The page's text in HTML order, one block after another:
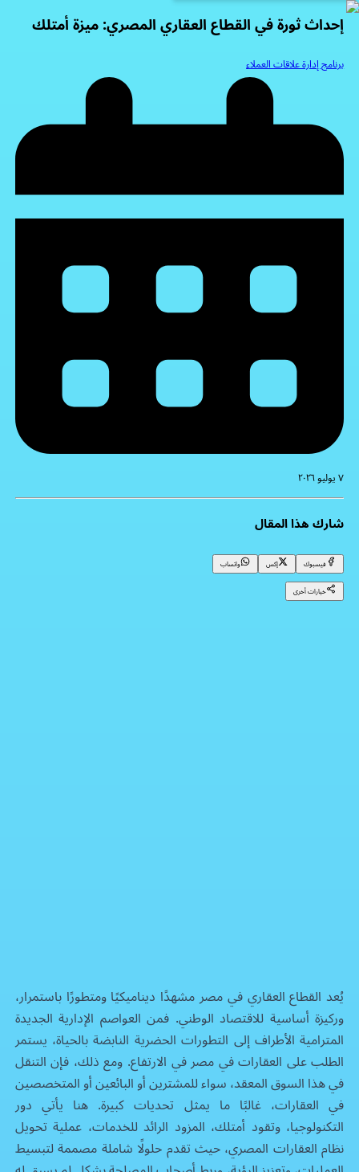
إحداث ثورة في القطاع العقاري المصري: ميزة أمتلك
برنامج إدارة علاقات العملاء
٧ يوليو ٢٠٢٦
شارك هذا المقال
فيسبوك إكس
واتساب
خيارات أخرى
يُعد القطاع العقاري في مصر مشهدًا ديناميكيًا ومتطورًا باستمرار،
وركيزة أساسية للاقتصاد الوطني. فمن العواصم الإدارية الجديدة
المترامية الأطراف إلى التطورات الحضرية النابضة بالحياة، يستمر
الطلب على العقارات في مصر في الارتفاع. ومع ذلك، فإن التنقل
في هذا السوق المعقد، سواء للمشترين أو البائعين أو المتخصصين
في العقارات، غالبًا ما يمثل تحديات كبيرة. هنا يأتي دور
التكنولوجيا، وتقود أمتلك، المزود الرائد للخدمات، عملية تحويل
نظام العقارات المصري، حيث تقدم حلولًا شاملة مصممة لتبسيط